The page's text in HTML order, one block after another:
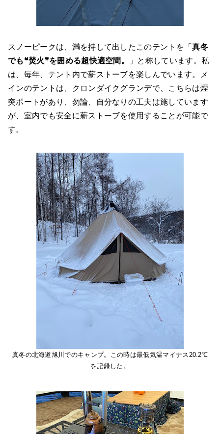
スノーピークは、満を持して出したこのテントを「真冬
でも❝焚火❞を囲める超快適空間。
」と称しています。私
は、毎年、テント内で薪ストーブを楽しんでいます。メ
インのテントは、クロンダイクグランデで、こちらは煙
突ポートがあり、勿論、自分なりの工夫は施しています
が、室内でも安全に薪ストーブを使用することが可能で
す。
真冬の北海道旭川でのキャンプ。この時は最低気温マイナス20.2℃
を記録した。